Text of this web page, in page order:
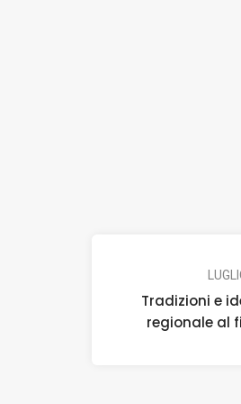
Tradizioni e
regionale al